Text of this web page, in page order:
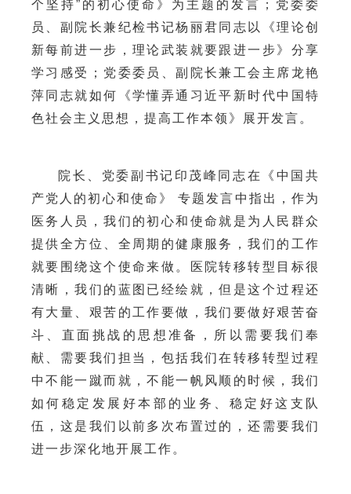
个坚持”的初心使命 》为主题的发言；党委委
员、副院长兼纪检书记杨丽君同志以《理论创
新每前进一步，理论武装就要跟进一步》分享
学习感受；党委委员、副院长兼工会主席龙艳
萍同志就如何《学懂弄通习近平新时代中国特
色社会主义思想，提高工作本领》展开发言。
院长、党委副书记印茂峰同志在《中国共
产党人的初心和使命》
专题发言中指出，作为
医务人员，我们的初心和使命就是为人民群众
提供全方位、全周期的健康服务，我们的工作
就要围绕这个使命来做。医院转移转型目标很
清晰，我们的蓝图已经绘就，但是这个过程还
有大量、艰苦的工作要做，我们要做好艰苦奋
斗、直面挑战的思想准备，所以需要我们奉
献、需要我们担当，包括我们在转移转型过程
中不能一蹴而就，不能一帆风顺的时候，我们
如何稳定发展好本部的业务、稳定好这支队
伍，这是我们以前多次布置过的，还需要我们
进一步深化地开展工作。